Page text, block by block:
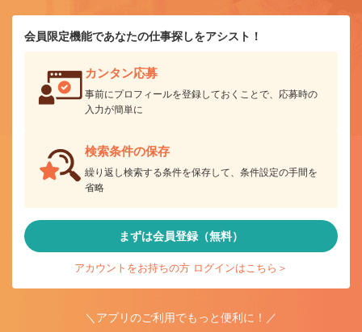
会員限定機能であなたの仕事探しをアシスト！
カンタン応募
事前にプロフィールを登録しておくことで、応募時の
入力が簡単に
検索条件の保存
繰り返し検索する条件を保存して、条件設定の手間を
省略
まずは会員登録（無料）
アカウントをお持ちの方 ログインはこちら＞
＼アプリのご利用でもっと便利に！／